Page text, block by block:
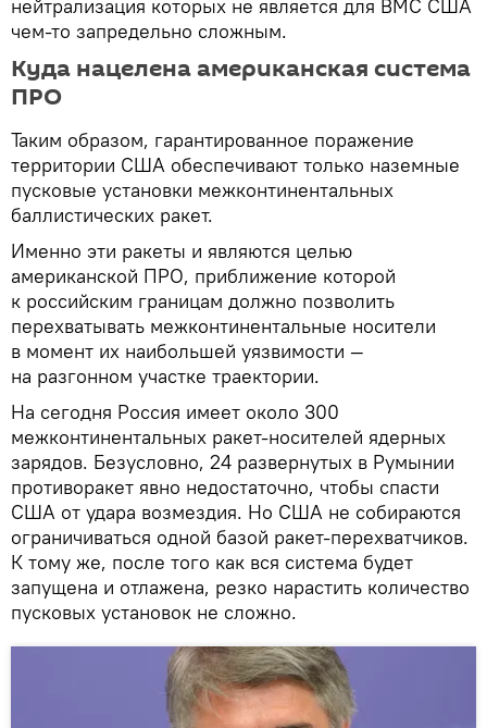
нейтрализация которых не является для ВМС США
чем-то запредельно сложным.
Куда нацелена американская система
ПРО
Таким образом, гарантированное поражение
территории США обеспечивают только наземные
пусковые установки межконтинентальных
баллистических ракет.
Именно эти ракеты и являются целью
американской ПРО, приближение которой
к российским границам должно позволить
перехватывать межконтинентальные носители
в момент их наибольшей уязвимости —
на разгонном участке траектории.
На сегодня Россия имеет около 300
межконтинентальных ракет-носителей ядерных
зарядов. Безусловно, 24 развернутых в Румынии
противоракет явно недостаточно, чтобы спасти
США от удара возмездия. Но США не собираются
ограничиваться одной базой ракет-перехватчиков.
К тому же, после того как вся система будет
запущена и отлажена, резко нарастить количество
пусковых установок не сложно.